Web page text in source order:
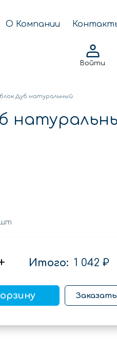
О Компании
Войти
Дуб натуральный
Итого: 1 042 ₽
Заказать